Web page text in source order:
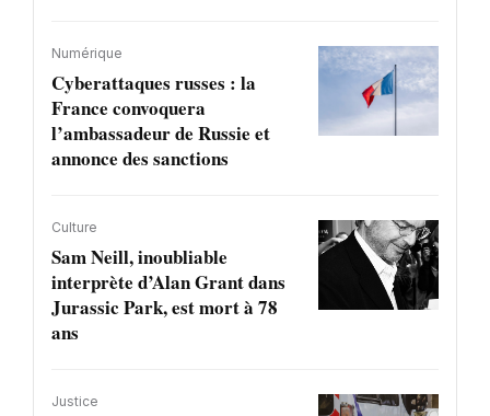
Numérique
Cyberattaques russes : la
France convoquera
l’ambassadeur de Russie et
annonce des sanctions
Culture
Sam Neill, inoubliable
interprète d’Alan Grant dans
Jurassic Park, est mort à 78
ans
Justice